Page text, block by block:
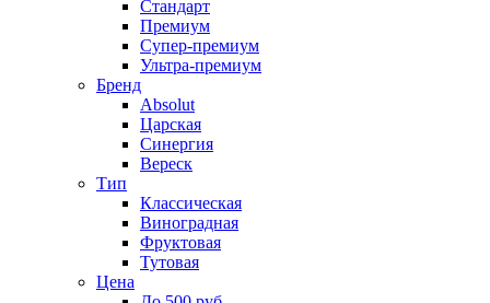
Стандарт
Премиум
Супер-премиум
Ультра-премиум
Бренд
Absolut
Царская
Синергия
Вереск
Тип
Классическая
Виноградная
Фруктовая
Тутовая
Цена